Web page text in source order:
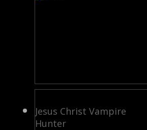
Jesus Christ Vampire
Hunter